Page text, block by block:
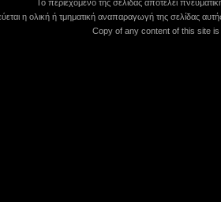
Το περιεχόμενο της σελίδας αποτελεί
η ολική ή τμηματική αναπαραγωγή της σελίδας
Copy of any content of this site is